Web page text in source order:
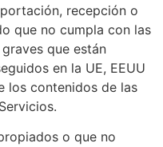
recepción o
que no cumpla con las
que están
en la UE, EEUU
los contenidos de las
o que no